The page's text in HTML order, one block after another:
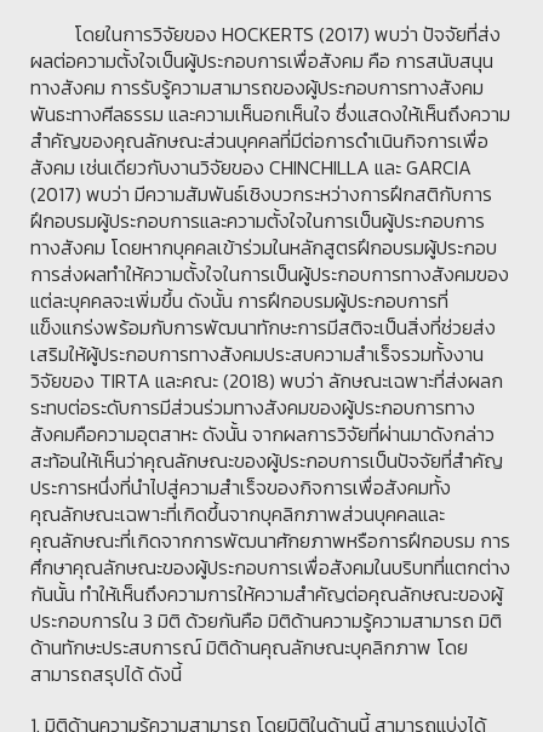
โดยในการวิจัยของ HOCKERTS (2017) พบว่า ปัจจัยที่ส่ง
ผลต่อความตั้งใจเป็นผู้ประกอบการเพื่อสังคม คือ การสนับสนุน
ทางสังคม การรับรู้ความสามารถของผู้ประกอบการทางสังคม
พันธะทางศีลธรรม และความเห็นอกเห็นใจ ซึ่งแสดงให้เห็นถึงความ
สำคัญของคุณลักษณะส่วนบุคคลที่มีต่อการดำเนินกิจการเพื่อ
สังคม เช่นเดียวกับงานวิจัยของ CHINCHILLA และ GARCIA
(2017) พบว่า มีความสัมพันธ์เชิงบวกระหว่างการฝึกสติกับการ
ฝึกอบรมผู้ประกอบการและความตั้งใจในการเป็นผู้ประกอบการ
ทางสังคม โดยหากบุคคลเข้าร่วมในหลักสูตรฝึกอบรมผู้ประกอบ
การส่งผลทำให้ความตั้งใจในการเป็นผู้ประกอบการทางสังคมของ
แต่ละบุคคลจะเพิ่มขึ้น ดังนั้น การฝึกอบรมผู้ประกอบการที่
แข็งแกร่งพร้อมกับการพัฒนาทักษะการมีสติจะเป็นสิ่งที่ช่วยส่ง
เสริมให้ผู้ประกอบการทางสังคมประสบความสำเร็จรวมทั้งงาน
วิจัยของ TIRTA และคณะ (2018) พบว่า ลักษณะเฉพาะที่ส่งผลก
ระทบต่อระดับการมีส่วนร่วมทางสังคมของผู้ประกอบการทาง
สังคมคือความอุตสาหะ ดังนั้น จากผลการวิจัยที่ผ่านมาดังกล่าว
สะท้อนให้เห็นว่าคุณลักษณะของผู้ประกอบการเป็นปัจจัยที่สำคัญ
ประการหนึ่งที่นำไปสู่ความสำเร็จของกิจการเพื่อสังคมทั้ง
คุณลักษณะเฉพาะที่เกิดขึ้นจากบุคลิกภาพส่วนบุคคลและ
คุณลักษณะที่เกิดจากการพัฒนาศักยภาพหรือการฝึกอบรม การ
ศึกษาคุณลักษณะของผู้ประกอบการเพื่อสังคมในบริบทที่แตกต่าง
กันนั้น ทำให้เห็นถึงความการให้ความสำคัญต่อคุณลักษณะของผู้
ประกอบการใน 3 มิติ ด้วยกันคือ มิติด้านความรู้ความสามารถ มิติ
ด้านทักษะประสบการณ์ มิติด้านคุณลักษณะบุคลิกภาพ โดย
สามารถสรุปได้ ดังนี้
1. มิติด้านความรู้ความสามารถ โดยมิติในด้านนี้ สามารถแบ่งได้